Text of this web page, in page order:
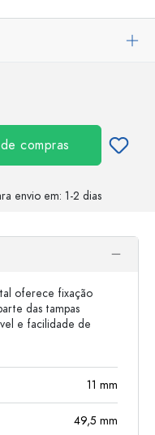
compras
envio em: 1-2 dias
oferece fixação
das tampas
e facilidade de
11 mm
49,5 mm